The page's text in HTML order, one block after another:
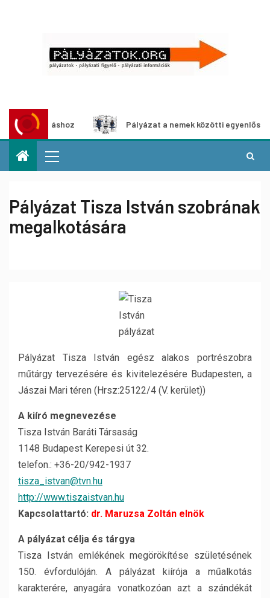
Pályázat a nemek közötti egyenlőség európai
Pályázat Tisza István szobrának
megalkotására
Pályázat Tisza István egész alakos portrészobra
műtárgy tervezésére és kivitelezésére Budapesten, a
Jászai Mari téren (Hrsz:25122/4 (V. kerület))
A kiíró megnevezése
Tisza István Baráti Társaság
1148 Budapest Kerepesi út 32.
telefon.: +36-20/942-1937
tisza_istvan@tvn.hu
http://www.tiszaistvan.hu
Kapcsolattartó: dr. Maruzsa Zoltán elnök
A pályázat célja és tárgya
Tisza István emlékének megörökítése születésének
150. évfordulóján. A pályázat kiírója a műalkotás
karakterére, anyagára vonatkozóan azt a szándékát